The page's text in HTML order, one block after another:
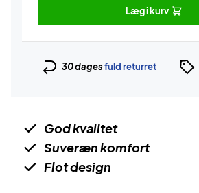
Læg i kurv
30 dagesfuld returret
God kvalitet
Suveræn komfort
Flot design